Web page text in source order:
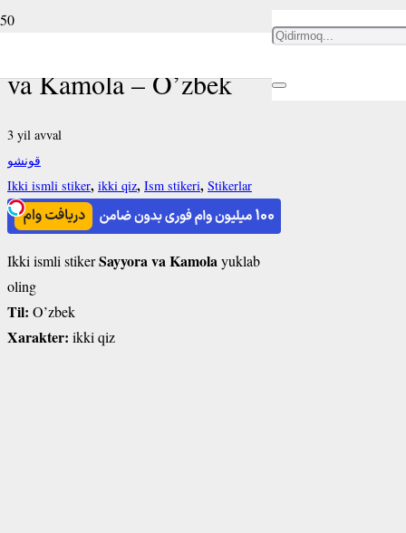
va Kamola – O’zbek
3 yil avval
قونشو
Ikki ismli stiker, ikki qiz, Ism stikeri, Stikerlar
Ikki ismli stikerSayyora va Kamolayuklab
oling
Til: O’zbek
Xarakter: ikki qiz